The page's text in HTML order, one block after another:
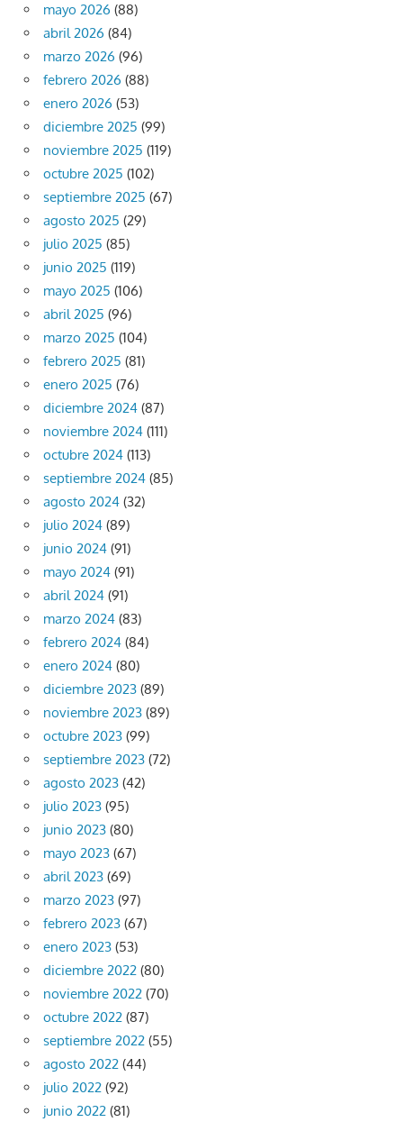
mayo 2026 (88)
abril 2026 (84)
marzo 2026 (96)
febrero 2026 (88)
enero 2026 (53)
diciembre 2025 (99)
noviembre 2025 (119)
octubre 2025 (102)
septiembre 2025 (67)
agosto 2025 (29)
julio 2025 (85)
junio 2025 (119)
mayo 2025 (106)
abril 2025 (96)
marzo 2025 (104)
febrero 2025 (81)
enero 2025 (76)
diciembre 2024 (87)
noviembre 2024 (111)
octubre 2024 (113)
septiembre 2024 (85)
agosto 2024 (32)
julio 2024 (89)
junio 2024 (91)
mayo 2024 (91)
abril 2024 (91)
marzo 2024 (83)
febrero 2024 (84)
enero 2024 (80)
diciembre 2023 (89)
noviembre 2023 (89)
octubre 2023 (99)
septiembre 2023 (72)
agosto 2023 (42)
julio 2023 (95)
junio 2023 (80)
mayo 2023 (67)
abril 2023 (69)
marzo 2023 (97)
febrero 2023 (67)
enero 2023 (53)
diciembre 2022 (80)
noviembre 2022 (70)
octubre 2022 (87)
septiembre 2022 (55)
agosto 2022 (44)
julio 2022 (92)
junio 2022 (81)